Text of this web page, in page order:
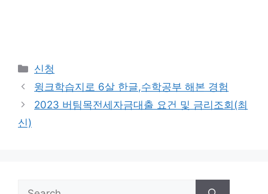
Categories
신청
윙크학습지로 6살 한글,수학공부 해본 경험
2023 버팀목전세자금대출 요건 및 금리조회(최
신)